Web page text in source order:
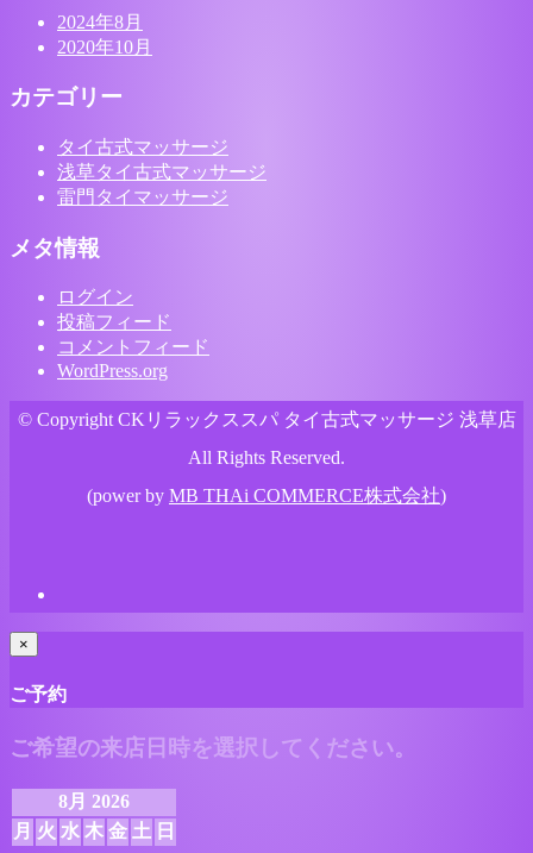
2024年8月
2020年10月
カテゴリー
タイ古式マッサージ
浅草タイ古式マッサージ
雷門タイマッサージ
メタ情報
ログイン
投稿フィード
コメントフィード
WordPress.org
© Copyright CKリラックススパ タイ古式マッサージ 浅草店
All Rights Reserved.
(power by MB THAi COMMERCE株式会社)
×
ご予約
ご希望の来店日時を選択してください。
8月 2026
月 火 水 木 金 土 日